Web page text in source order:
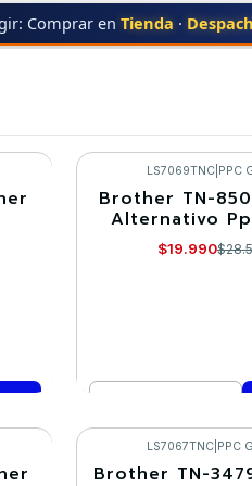
Comprar en Tienda ·
MFC-L5800DW
MFC-
-30%
LS7069TNC| PPC
Brother TN-
Alternativo
$19.990
Comprar
-30%
LS7067TNC PPC
Brother TN-